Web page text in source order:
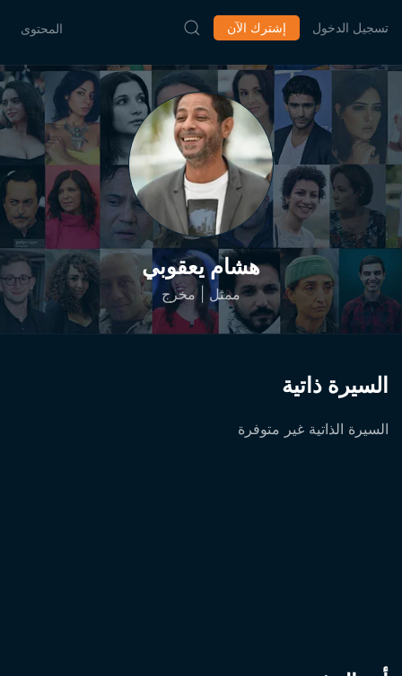
المحتوى إشترك الآن تسجيل الدخول
هشام يعقوبي
ممثل | مخرج
السيرة ذاتية
السيرة الذاتية غير متوفرة